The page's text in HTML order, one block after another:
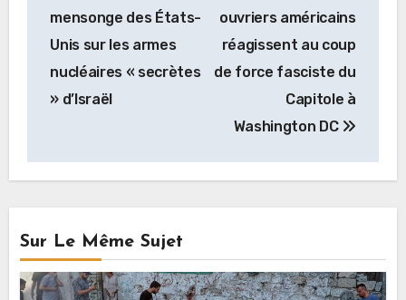
l’article
mensonge des États-
Unis sur les armes
nucléaires « secrètes
» d’Israël
ouvriers américains
réagissent au coup
de force fasciste du
Capitole à
Washington DC
Sur Le Même Sujet